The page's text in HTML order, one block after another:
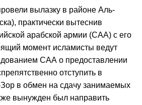
вылазку в районе Аль-
практически вытеснив
арабской армии (САА) с его
момент исламисты ведут
САА о предоставлении
отступить в
в обмен на сдачу занимаемых
вынужден был направить